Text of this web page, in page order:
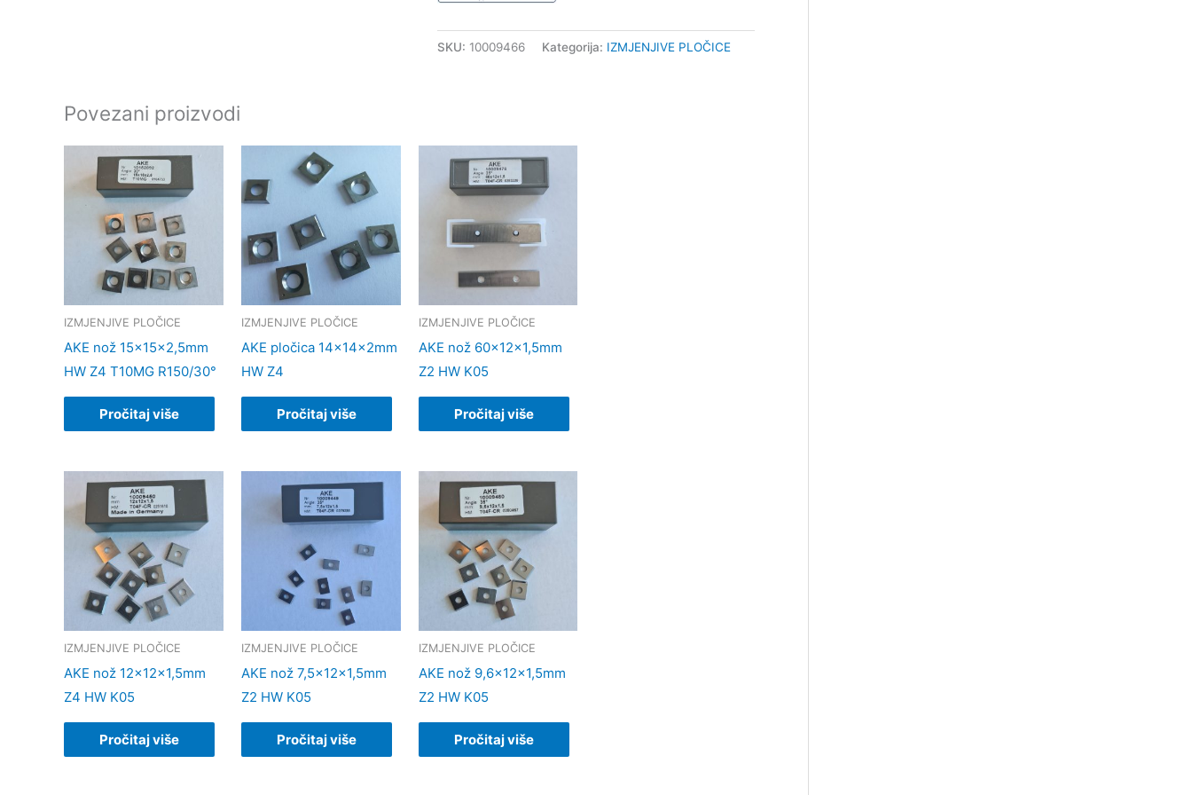
SKU: 10009466 Kategorija: IZMJENJIVE PLOČICE
Povezani proizvodi
IZMJENJIVE PLOČICE
AKE nož 15x15x2,5mm
HW Z4 T10MG R150/30°
Pročitaj više
IZMJENJIVE PLOČICE
AKE pločica 14x14x2mm
HW Z4
Pročitaj više
IZMJENJIVE PLOČICE
AKE nož 60x12x1,5mm
Z2 HW K05
Pročitaj više
IZMJENJIVE PLOČICE
AKE nož 12x12x1,5mm
Z4 HW K05
Pročitaj više
IZMJENJIVE PLOČICE
AKE nož 7,5x12x1,5mm
Z2 HW K05
Pročitaj više
IZMJENJIVE PLOČICE
AKE nož 9,6x12x1,5mm
Z2 HW K05
Pročitaj više